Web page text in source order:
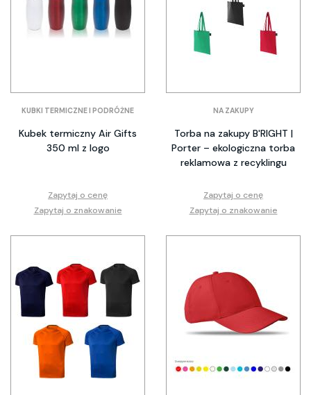
KUBKI TERMICZNE I PODRÓŻNE
Kubek termiczny Air Gifts
350 ml z logo
Zapytaj o cenę
Zapytaj o znakowanie
NA ZAKUPY
Torba na zakupy B'RIGHT |
Porter – ekologiczna torba
reklamowa z recyklingu
Zapytaj o cenę
Zapytaj o znakowanie